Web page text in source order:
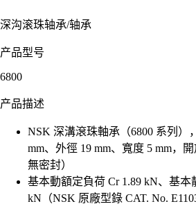
深沟滚珠轴承/轴承
产品型号
6800
产品描述
NSK 深溝滾珠軸承（6800 系列）
mm、外徑 19 mm、寬度 5 mm，
無密封）
基本動額定負荷 Cr 1.89 kN、基本
kN（NSK 原廠型錄 CAT. No.